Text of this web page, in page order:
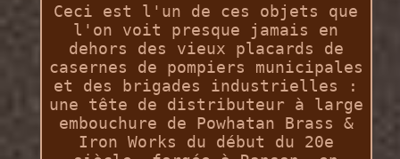
Ceci est l'un de ces objets que
l'on voit presque jamais en
dehors des vieux placards de
casernes de pompiers municipales
et des brigades industrielles :
une tête de distributeur à large
embouchure de Powhatan Brass &
Iron Works du début du 20e